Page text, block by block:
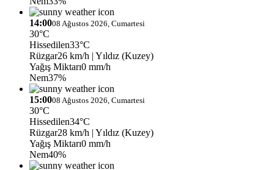
14:0008 Ağustos 2026, Cumartesi
30°C
Hissedilen33°C
Rüzgar26 km/h | Yıldız (Kuzey)
Yağış Miktarı0 mm/h
Nem37%
15:0008 Ağustos 2026, Cumartesi
30°C
Hissedilen34°C
Rüzgar28 km/h | Yıldız (Kuzey)
Yağış Miktarı0 mm/h
Nem40%